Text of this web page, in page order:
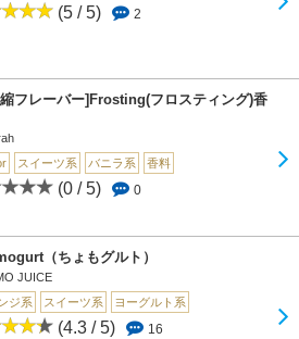
(5 / 5) 2
フレーバー]Frosting(フロスティング)香
スイーツ系 バニラ系 香料
(0 / 5) 0
（ちょもグルト）
JUICE
ジ系
スイーツ系 ヨーグルト系
(4.3 / 5) 16